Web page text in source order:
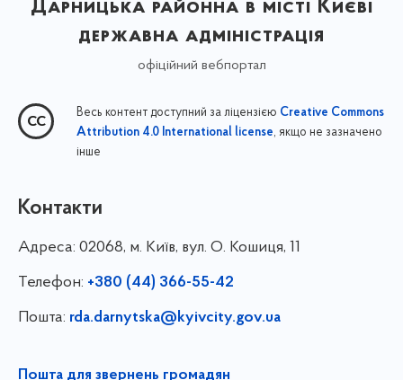
Дарницька районна в місті Києві
державна адміністрація
офіційний вебпортал
Весь контент доступний за ліцензією Creative Commons
Attribution 4.0 International license, якщо не зазначено
інше
Контакти
Адреса: 02068, м. Київ, вул. О. Кошиця, 11
Телефон: +380 (44) 366-55-42
Пошта: rda.darnytska@kyivcity.gov.ua
Пошта для звернень громадян